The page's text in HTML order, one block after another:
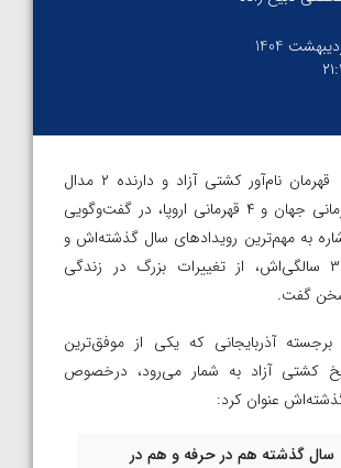
| قهرمان نام‌آور کشتی آزاد و دارنده ۲ مدال
المپیک، ۳ قهرمانی جهان و ۴ قهرمانی اروپا، در گفت‌وگویی
به مهم‌ترین رویداد‌های سال گذشته‌اش و
جشن تولد ۳۴ سالگی‌اش، از تغییرات بزرگ در زندگی
گفت.
آذربایجانی که یکی از موفق‌ترین
کشتی آزاد به شمار می‌رود، درخصوص
عنوان کرد:
سال گذشته هم در حرفه و هم در